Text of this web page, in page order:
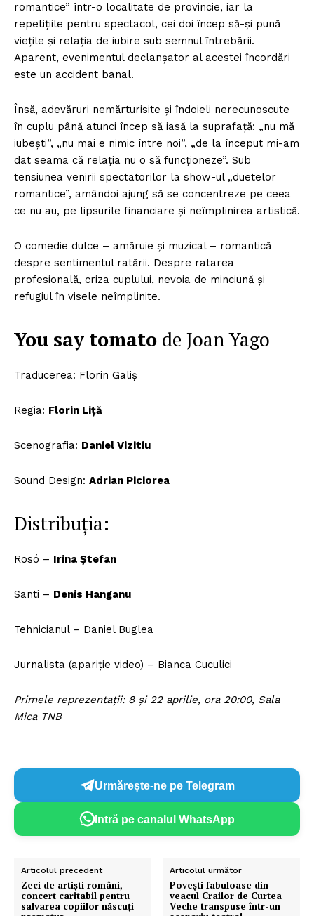
romantice” într-o localitate de provincie, iar la
repetițiile pentru spectacol, cei doi încep să-și pună
viețile și relația de iubire sub semnul întrebării.
Aparent, evenimentul declanșator al acestei încordări
este un accident banal.
Însă, adevăruri nemărturisite și îndoieli nerecunoscute
în cuplu până atunci încep să iasă la suprafață: „nu mă
iubești”, „nu mai e nimic între noi”, „de la început mi-am
dat seama că relația nu o să funcționeze”. Sub
tensiunea venirii spectatorilor la show-ul „duetelor
romantice”, amândoi ajung să se concentreze pe ceea
ce nu au, pe lipsurile financiare și neîmplinirea artistică.
O comedie dulce – amăruie și muzical – romantică
despre sentimentul ratării. Despre ratarea
profesională, criza cuplului, nevoia de minciună și
refugiul în visele neîmplinite.
You say tomato de Joan Yago
Traducerea: Florin Galiș
Regia: Florin Liță
Scenografia: Daniel Vizitiu
Sound Design: Adrian Piciorea
Distribuția:
Rosó – Irina Ștefan
Santi – Denis Hanganu
Tehnicianul – Daniel Buglea
Jurnalista (apariție video) – Bianca Cuculici
Primele reprezentații: 8 și 22 aprilie, ora 20:00, Sala
Mica TNB
Urmărește-ne pe Telegram
Intră pe canalul WhatsApp
Articolul precedent
Zeci de artiști români,
concert caritabil pentru
salvarea copiilor născuți
Articolul următor
Povești fabuloase din
veacul Crailor de Curtea
Veche transpuse într-un